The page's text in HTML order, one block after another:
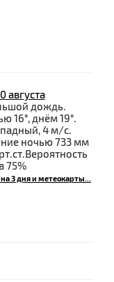
августа
дождь.
16°, днём 19°.
4 м/с.
ночью 733 мм
75%
3 дня и метеокарты...